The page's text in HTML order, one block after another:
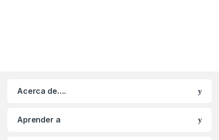
Acerca de….
Aprender a